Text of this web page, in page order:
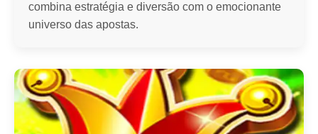
combina estratégia e diversão com o emocionante
universo das apostas.